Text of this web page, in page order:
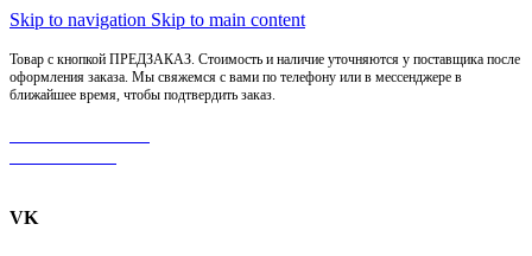
Skip to navigation Skip to main content
Товар с кнопкой ПРЕДЗАКАЗ. Стоимость и наличие уточняются у поставщика после
оформления заказа. Мы свяжемся с вами по телефону или в мессенджере в
ближайшее время, чтобы подтвердить заказ.
VK